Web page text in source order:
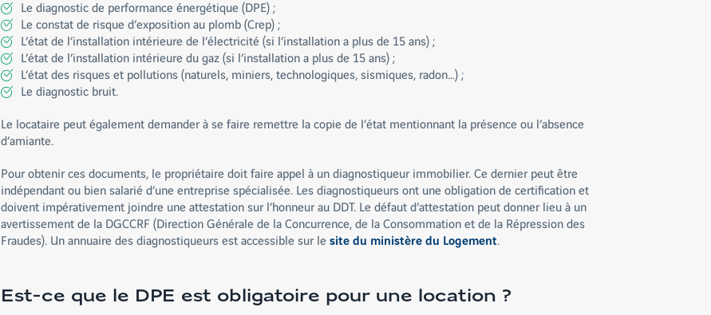
Le diagnostic de performance énergétique (DPE) ;
Le constat de risque d’exposition au plomb (Crep) ;
L’état de l’installation intérieure de l’électricité (si l’installation a plus de 15 ans) ;
L’état de l’installation intérieure du gaz (si l’installation a plus de 15 ans) ;
L’état des risques et pollutions (naturels, miniers, technologiques, sismiques, radon…) ;
Le diagnostic bruit.
Le locataire peut également demander à se faire remettre la copie de l’état mentionnant la présence ou l’absence
d’amiante.
Pour obtenir ces documents, le propriétaire doit faire appel à un diagnostiqueur immobilier. Ce dernier peut être
indépendant ou bien salarié d’une entreprise spécialisée. Les diagnostiqueurs ont une obligation de certification et
doivent impérativement joindre une attestation sur l’honneur au DDT. Le défaut d’attestation peut donner lieu à un
avertissement de la DGCCRF (Direction Générale de la Concurrence, de la Consommation et de la Répression des
Fraudes). Un annuaire des diagnostiqueurs est accessible sur lesite du ministère du Logement.
Est-ce que le DPE est obligatoire pour une location ?